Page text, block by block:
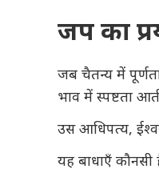
जप का
जब चैतन्य में
भाव में स्पष्टता
उस आधिपत्य,
यह बाधाएँ कौनसी